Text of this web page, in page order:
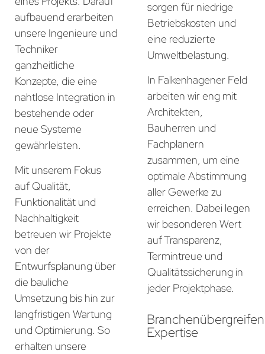
aufbauend erarbeiten
unsere Ingenieure und
Techniker
ganzheitliche
Konzepte, die eine
nahtlose Integration in
bestehende oder
neue Systeme
gewährleisten.
Mit unserem Fokus
auf Qualität,
Funktionalität und
Nachhaltigkeit
betreuen wir Projekte
von der
Entwurfsplanung über
die bauliche
Umsetzung bis hin zur
langfristigen Wartung
und Optimierung. So
erhalten unsere
sorgen für niedrige
Betriebskosten und
eine reduzierte
Umweltbelastung.
In Falkenhagener Feld
arbeiten wir eng mit
Architekten,
Bauherren und
Fachplanern
zusammen, um eine
optimale Abstimmung
aller Gewerke zu
erreichen. Dabei legen
wir besonderen Wert
auf Transparenz,
Termintreue und
Qualitätssicherung in
jeder Projektphase.
Expertise